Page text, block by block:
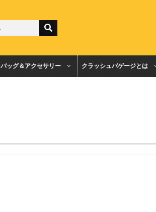
バッグ＆アクセサリー クラッシュバゲージとは